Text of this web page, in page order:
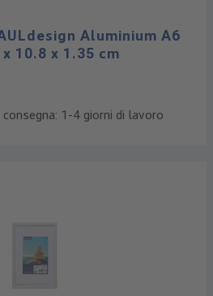
Aluminium A6
10.8 x 1.35 cm
1-4 giorni di lavoro